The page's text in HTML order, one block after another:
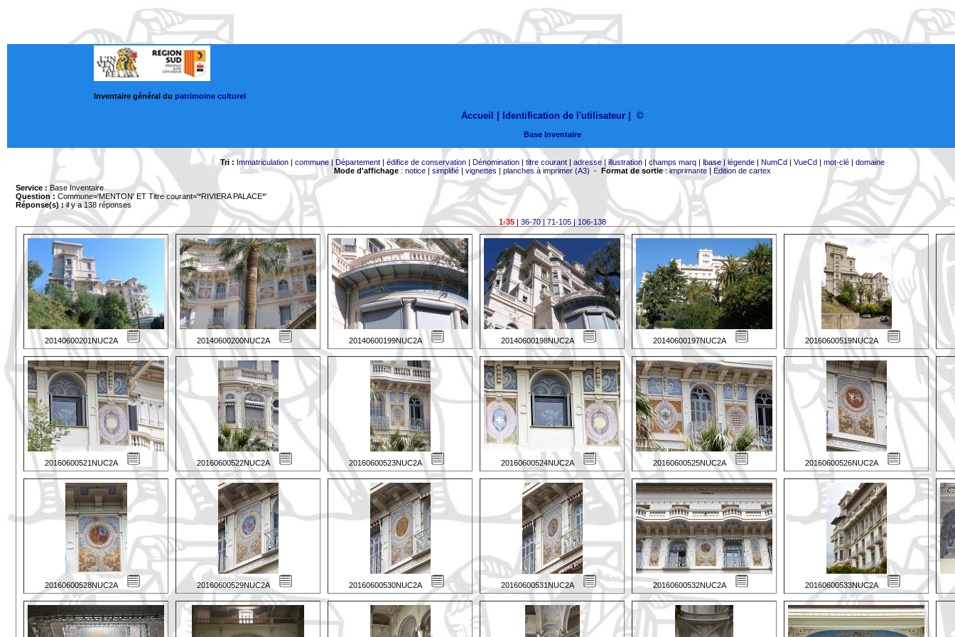
Inventaire général du patrimoine culturel
Accueil | Identification de l'utilisateur ©
Base Inventaire
Tri : Immatriculation| commune| Département| édifice de conservation| Dénomination| titre courant| adresse|illustration| champs marq| lbase| légende| NumCd| VueCd| mot-clé| domaine
Mode d'affichage: notice| simplifié| vignettes | planches à imprimer (A3) - Format de sortie:imprimante| Edition de cartex
Service : Base Inventaire
Question : Commune='MENTON' ET Titre courant='*RIVIERA PALACE*'
Réponse(s) :il y a 138 réponses
1-35| 36-70| 71-105|106-138
20140600201NUC2A 20140600200NUC2A 20140600199NUC2A 20140600198NUC2A 20140600197NUC2A 20160600519NUC2A
20160600521NUC2A 20160600522NUC2A 20160600523NUC2A 20160600524NUC2A 20160600525NUC2A 20160600526NUC2A
20160600528NUC2A 20160600529NUC2A 20160600530NUC2A 20160600531NUC2A 20160600532NUC2A 20160600533NUC2A